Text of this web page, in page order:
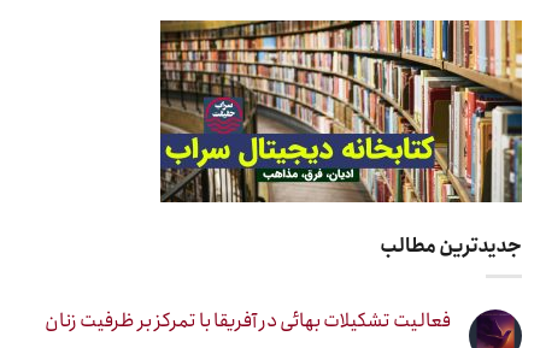
جدیدترین مطالب
فعالیت تشکیلات بهائی در آفریقا با تمرکز بر ظرفیت زنان